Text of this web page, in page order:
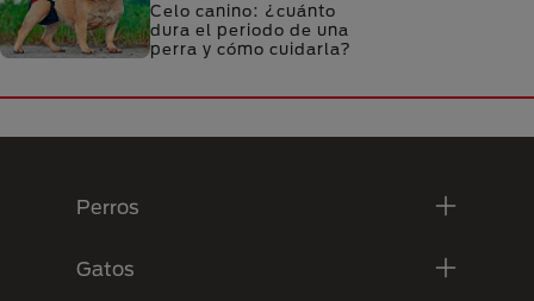
Celo canino: ¿cuánto
dura el periodo de una
perra y cómo cuidarla?
Perros
Gatos